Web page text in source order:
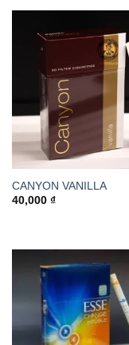
CANYON VANILLA
40,000 ₫